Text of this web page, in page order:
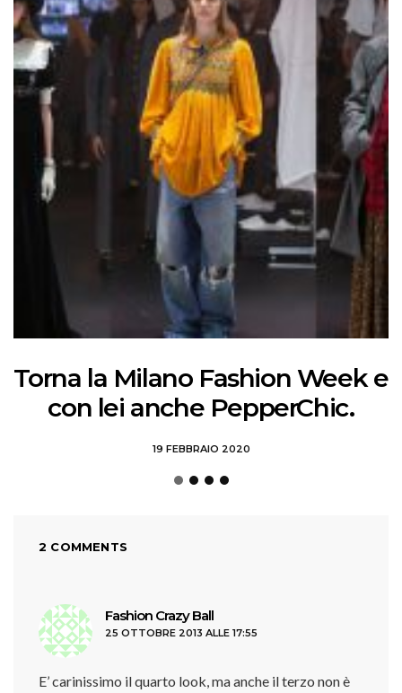
Torna la Milano Fashion Week e
con lei anche PepperChic.
19 FEBBRAIO 2020
2 COMMENTS
Fashion Crazy Ball
detto:
25 OTTOBRE 2013 ALLE 17:55
E’ carinissimo il quarto look, ma anche il terzo non è